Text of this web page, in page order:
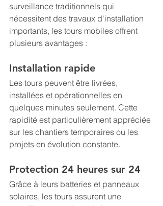
surveillance traditionnels qui
nécessitent des travaux d'installation
importants, les tours mobiles offrent
plusieurs avantages :
Installation rapide
Les tours peuvent être livrées,
installées et opérationnelles en
quelques minutes seulement. Cette
rapidité est particulièrement appréciée
sur les chantiers temporaires ou les
projets en évolution constante.
Protection 24 heures sur 24
Grâce à leurs batteries et panneaux
solaires, les tours assurent une